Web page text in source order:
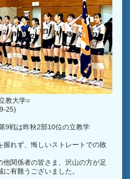
教大学○
25)
9戦は昨秋2部10位の立教学
握れず、悔しいストレートでの敗
他関係者の皆さま、沢山の方が足
有難うございました。